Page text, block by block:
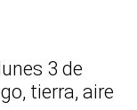
3 de
tierra, aire